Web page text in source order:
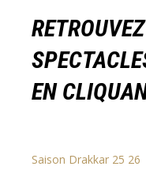
EN
Saison Drakkar 25 26